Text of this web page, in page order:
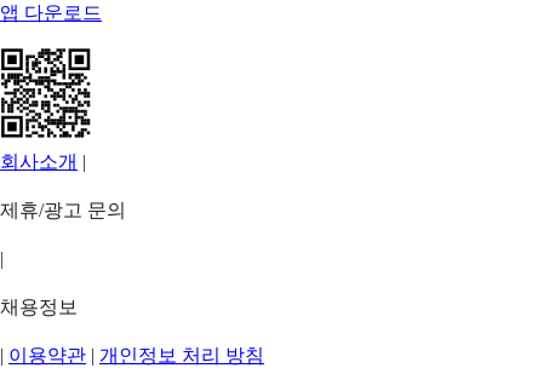
앱 다운로드
회사소개 |
제휴/광고 문의
|
채용정보
| 이용약관 | 개인정보 처리 방침